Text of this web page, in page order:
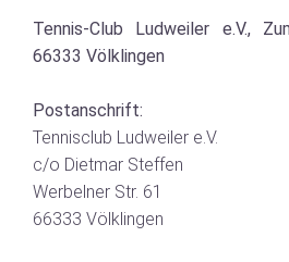
Tennis-Club Ludweiler e.V.,
66333 Völklingen
Postanschrift:
Tennisclub Ludweiler e.V.
c/o Dietmar Steffen
Werbelner Str. 61
66333 Völklingen